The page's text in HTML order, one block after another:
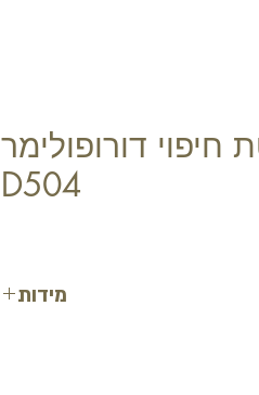
חיפוי דורופולימר
D504
מידות